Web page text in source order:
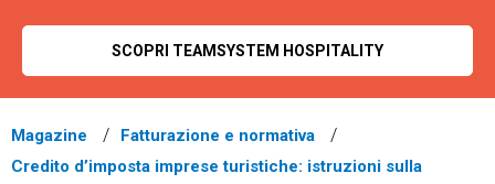
SCOPRI TEAMSYSTEM HOSPITALITY
Magazine
Fatturazione e normativa
Credito d’imposta imprese turistiche: istruzioni sulla